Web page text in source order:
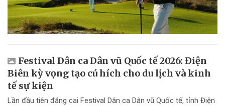
Festival Dân ca Dân vũ Quốc tế 2026: Điện
Biên kỳ vọng tạo cú hích cho du lịch và kinh
tế sự kiện
Lần đầu tiên đăng cai Festival Dân ca Dân vũ Quốc tế, tỉnh Điện